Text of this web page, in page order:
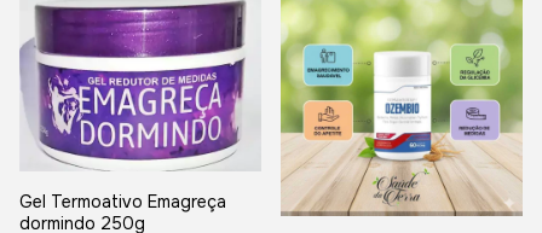
Gel Termoativo Emagreça
dormindo 250g